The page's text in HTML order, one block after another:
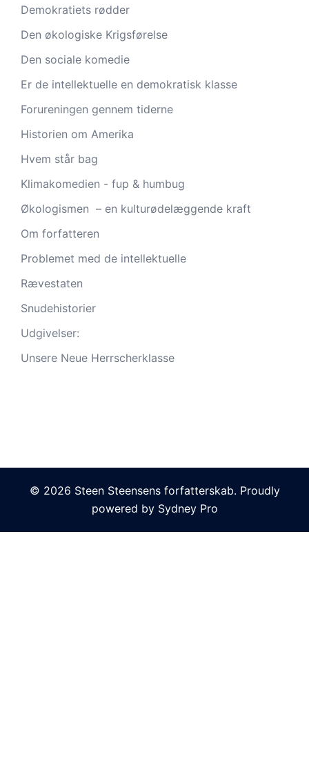
Demokratiets rødder
Den økologiske Krigsførelse
Den sociale komedie
Er de intellektuelle en demokratisk klasse
Forureningen gennem tiderne
Historien om Amerika
Hvem står bag
Klimakomedien - fup & humbug
Økologismen – en kulturødelæggende kraft
Om forfatteren
Problemet med de intellektuelle
Rævestaten
Snudehistorier
Udgivelser:
Unsere Neue Herrscherklasse
© 2026 Steen Steensens forfatterskab. Proudly
powered by Sydney Pro